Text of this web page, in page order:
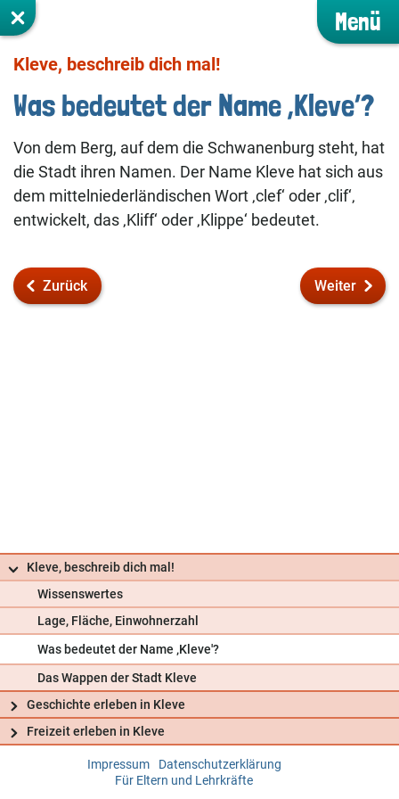
Menü
Kleve, beschreib dich mal!
Was bedeutet der Name ‚Kleve‘?
Von dem Berg, auf dem die Schwanenburg steht, hat
die Stadt ihren Namen. Der Name Kleve hat sich aus
dem mittelniederländischen Wort ‚clef‘ oder ‚clif‘‚
entwickelt, das ‚Kliff‘ oder ‚Klippe‘ bedeutet.
Zurück Weiter
Kleve, beschreib dich mal!
Wissenswertes
Lage, Fläche, Einwohnerzahl
Was bedeutet der Name ‚Kleve'?
Das Wappen der Stadt Kleve
Geschichte erleben in Kleve
Freizeit erleben in Kleve
Impressum
Datenschutzerklärung
Für Eltern und Lehrkräfte